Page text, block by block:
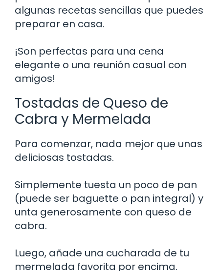
algunas recetas sencillas que puedes
preparar en casa.
¡Son perfectas para una cena
elegante o una reunión casual con
amigos!
Tostadas de Queso de
Cabra y Mermelada
Para comenzar, nada mejor que unas
deliciosas tostadas.
Simplemente tuesta un poco de pan
(puede ser baguette o pan integral) y
unta generosamente con queso de
cabra.
Luego, añade una cucharada de tu
mermelada favorita por encima.